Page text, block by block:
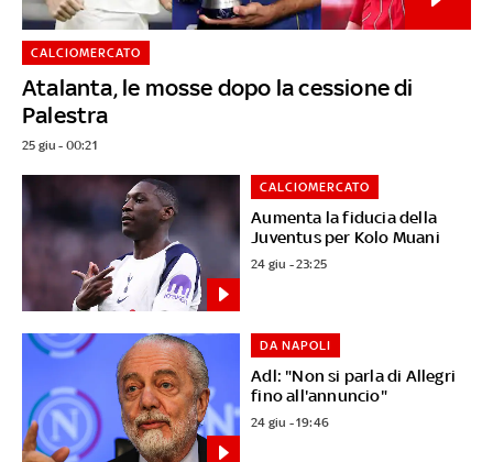
Atalanta, le mosse dopo la cessione di
Palestra
CALCIOMERCATO
25 giu - 00:21
Aumenta la fiducia della
Juventus per Kolo Muani
CALCIOMERCATO
24 giu - 23:25
Adl: "Non si parla di Allegri
fino all'annuncio"
DA NAPOLI
24 giu - 19:46